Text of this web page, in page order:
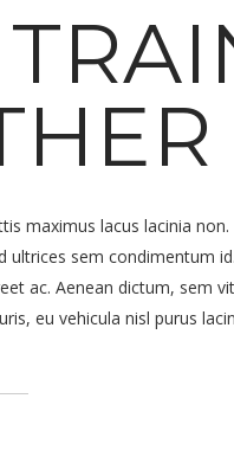
maximus lacus lacinia
ultrices sem condimentum
ac. Aenean dictum, sem
eu vehicula nisl purus